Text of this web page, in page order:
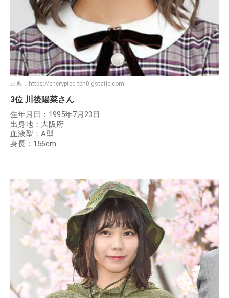
出典： https://encrypted-tbn0.gstatic.com
3位 川後陽菜さん
生年月日：1995年7月23日
出身地：大阪府
血液型：A型
身長：156cm